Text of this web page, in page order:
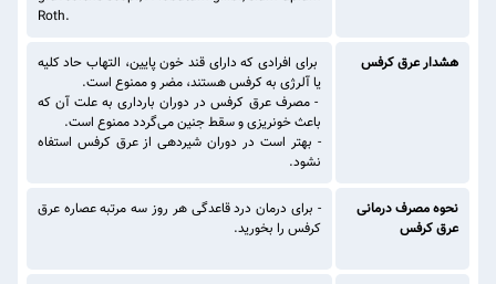
Roth.
هشدار عرق کرفس
برای افرادی که دارای قند خون پایین، التهاب حاد کلیه
یا آلرژی به کرفس هستند، مضر و ممنوع است.
- مصرف عرق کرفس در دوران بارداری به علت آن که
باعث خونریزی و سقط جنین می‌گردد ممنوع است.
- بهتر است در دوران شیردهی از عرق کرفس استفاه
نشود.
نحوه مصرف درمانی
عرق کرفس
- برای درمان درد قاعدگی هر روز سه مرتبه عصاره عرق
کرفس را بخورید.